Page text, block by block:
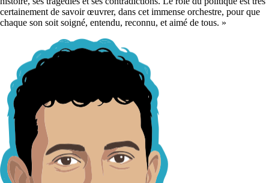
certainement de savoir œuvrer, dans cet immense orchestre, pour que
chaque son soit soigné, entendu, reconnu, et aimé de tous. »